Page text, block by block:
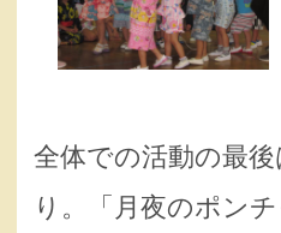
全体での活動の最
り。「月夜のポンチ